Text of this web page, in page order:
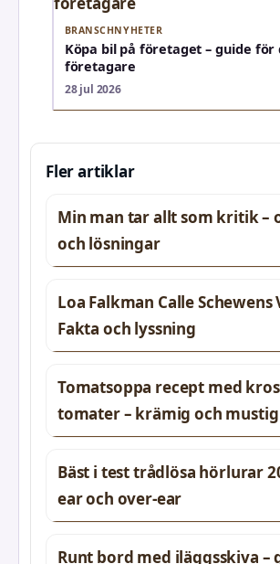
BRANSCHNYHETER
Köpa bil på företaget – guide för
företagare
28 jul 2026
Fler artiklar
Min man tar allt som kritik –
och lösningar
Loa Falkman Calle Schewens
Fakta och lyssning
Tomatsoppa recept med
tomater – krämig och mustig
Bäst i test trådlösa hörlurar
ear och over-ear
Runt bord med iläggsskiva –